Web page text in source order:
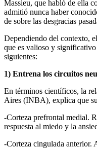
Massieu, que habló de ella
admitió nunca haber
de sobre las desgracias
Dependiendo del contexto,
que es valioso y significativo
siguientes:
1) Entrena los circuitos
En términos científicos, la
Aires (INBA), explica que su
-Corteza prefrontal medial.
respuesta al miedo y la
-Corteza cingulada anterior.